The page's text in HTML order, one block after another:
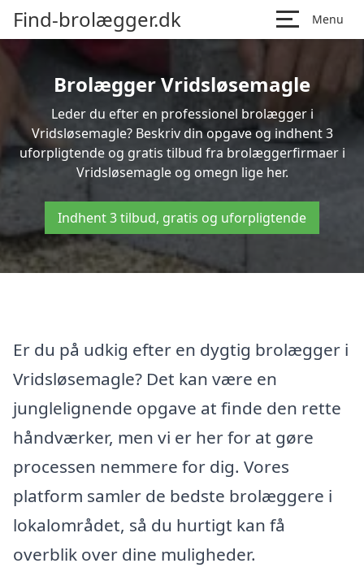
Find-brolægger.dk Menu
Brolægger Vridsløsemagle
Leder du efter en professionel brolægger i
Vridsløsemagle? Beskriv din opgave og indhent 3
uforpligtende og gratis tilbud fra brolæggerfirmaer i
Vridsløsemagle og omegn lige her.
Indhent 3 tilbud, gratis og uforpligtende
Er du på udkig efter en dygtig brolægger i
Vridsløsemagle? Det kan være en
junglelignende opgave at finde den rette
håndværker, men vi er her for at gøre
processen nemmere for dig. Vores
platform samler de bedste brolæggere i
lokalområdet, så du hurtigt kan få
overblik over dine muligheder.